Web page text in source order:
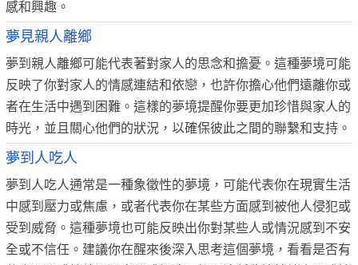
感和興趣。
夢見親人離鄉
夢到親人離鄉可能代表著對家人的思念和擔憂。這種夢境可能
反映了你對家人的情感連結和依戀，也許你擔心他們遠離你或
者在生活中遇到困難。這樣的夢境提醒你要更加珍惜與家人的
時光，並且關心他們的狀況，以確保彼此之間的聯繫和支持。
夢到人吃人
夢到人吃人通常是一種象徵性的夢境，可能代表你在現實生活
中感到壓力或焦慮，或者代表你在某些方面感到被他人侵犯或
受到威脅。這種夢境也可能反映出你對某些人或情況感到不安
全或不信任。建議你在醒來後深入思考這個夢境，看看是否有